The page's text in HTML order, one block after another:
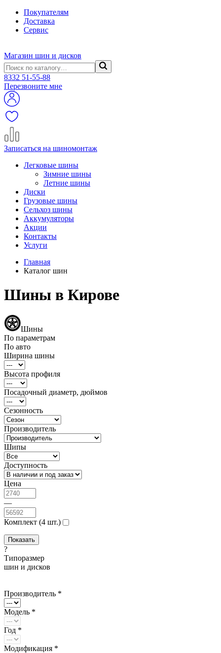
Покупателям
Доставка
Сервис
Магазин шин и дисков
8332 51-55-88
Перезвоните мне
Записаться на шиномонтаж
Легковые шины
Зимние шины
Летние шины
Диски
Грузовые шины
Сельхоз шины
Аккумуляторы
Акции
Контакты
Услуги
Главная
Каталог шин
Шины в Кирове
Шины
По параметрам
По авто
Ширина шины
Высота профиля
Посадочный диаметр, дюймов
Сезонность
Производитель
Шипы
Доступность
Цена
—
Комплект (4 шт.)
?
Типоразмер
шин и дисков
Производитель *
Модель *
Год *
Модификация *